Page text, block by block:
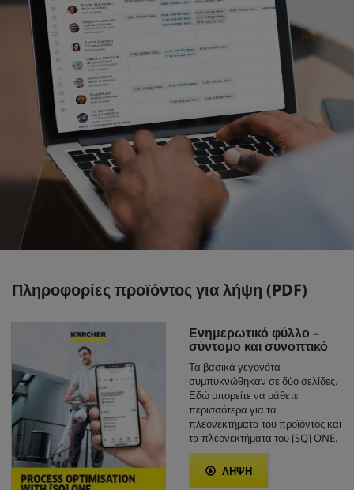
Πληροφορίες προϊόντος για λήψη (PDF)
Ενημερωτικό φύλλο –
σύντομο και συνοπτικό
Τα βασικά γεγονότα
συμπυκνώθηκαν σε δύο σελίδες.
Εδώ μπορείτε να μάθετε
περισσότερα για τα
πλεονεκτήματα του προϊόντος και
τα πλεονεκτήματα του [SQ] ONE.
ΛΗΨΗ